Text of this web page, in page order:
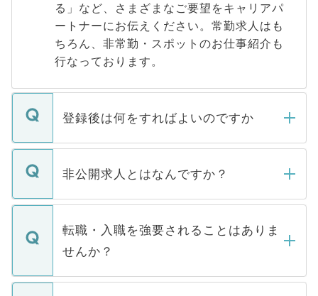
る」など、さまざまなご要望をキャリアパ
ートナーにお伝えください。常勤求人はも
ちろん、非常勤・スポットのお仕事紹介も
行なっております。
登録後は何をすればよいのですか
ご登録いただきましたら、弊社担当者がご
登録内容を確認し、その後メールもしくは
ます。通常、5営業日以内にはご連絡をせて
いただきますので、しばらくお待ちくださ
非公開求人とはなんですか？
マイナビDOCTORで取り扱っている求人の
うち約3割は、Webサイトからご覧いただ
けない「非公開求人」です。非公開求人は
下記の理由によって、一般には公開してい
ません。
転職・入職を強要されることはありま
せんか？
転職・入職を強要することは一切ありませ